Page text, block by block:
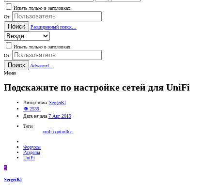
Искать только в заголовках
От:
Поиск Расширенный поиск…
Искать только в заголовках
От:
Поиск
Advanced…
Меню
Подскажите по настройке сетей для UniFi
Автор темы SergeiKl
👁 2539
Дата начала 7 Авг 2019
Теги
unifi controller
Форумы
Разделы
UniFi
S
SergeiKl